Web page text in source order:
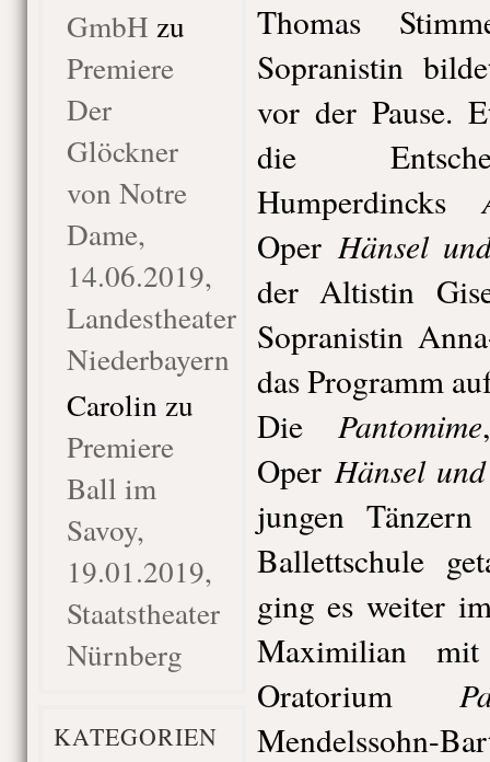
GmbH zu
Premiere
Der
Glöckner
von Notre
Dame,
14.06.2019,
Landestheater
Niederbayern
Carolin zu
Premiere
Ball im
Savoy,
19.01.2019,
Staatstheater
Nürnberg
KATEGORIEN
Thomas
Sopranistin
vor der Pause.
die
Humperdincks
OperHänsel
der Altistin
Sopranistin
das Programm
Die Pantomime
OperHänsel
jungen
Ballettschule
ging es weiter
Maximilian
Oratorium
Mendelssohn-